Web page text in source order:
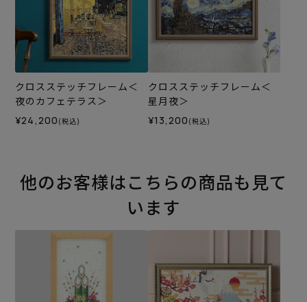
クロスステッチフレーム＜
夜のカフェテラス＞
¥24,200 (税込)
クロスステッチフレーム＜
星月夜＞
¥13,200 (税込)
他のお客様はこちらの商品も見て
います